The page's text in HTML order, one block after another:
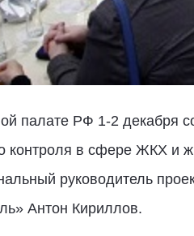
палате РФ 1-2 декабря
контроля в сфере ЖКХ и
руководитель
Антон Кириллов.